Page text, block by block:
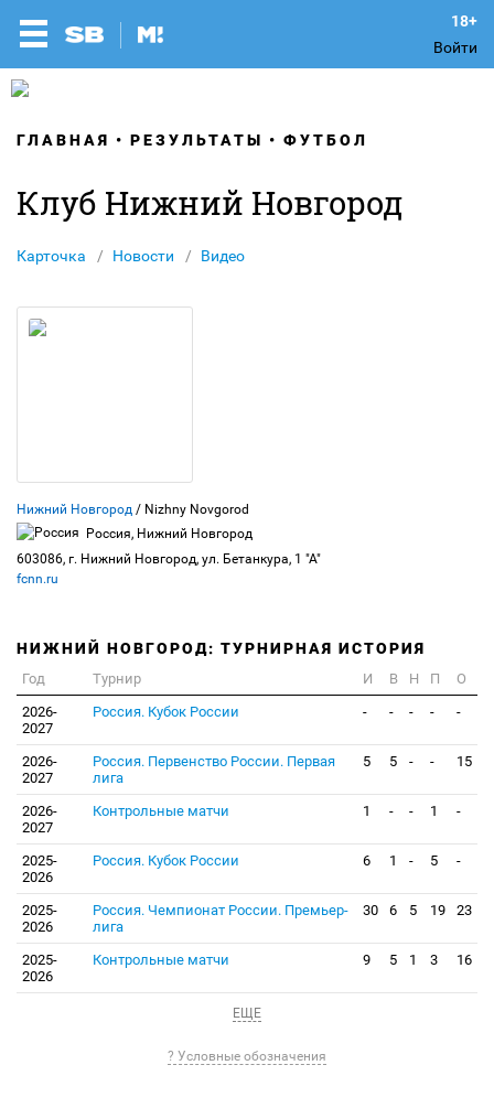
Войти
ГЛАВНАЯ РЕЗУЛЬТАТЫ ФУТБОЛ
Клуб Нижний Новгород
Карточка Новости Видео
Нижний Новгород / Nizhny Novgorod
Россия, Нижний Новгород
603086, г. Нижний Новгород, ул. Бетанкура, 1 "А"
fcnn.ru
НИЖНИЙ НОВГОРОД: ТУРНИРНАЯ ИСТОРИЯ
Год Турнир И В Н П
О
2026-
2027
Россия. Кубок России - - - - -
2026-
2027
Россия. Первенство России. Первая
лига
5 5 - - 15
2026-
2027
Контрольные матчи 1 - - 1 -
2025-
2026
Россия. Кубок России 6 1 - 5 -
2025-
2026
Россия. Чемпионат России. Премьер-
лига
30 6 5 19 23
2025-
2026
Контрольные матчи 9 5 1 3 16
ЕЩЕ
? Условные обозначения